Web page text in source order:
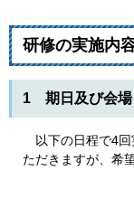
研修の実施内
1 期日及び会場
以下の日程で4回
ただきますが、希